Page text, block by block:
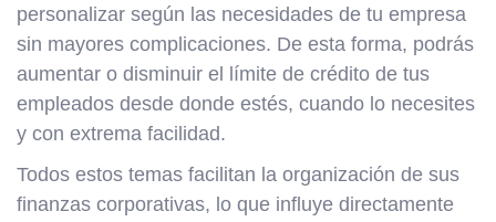
personalizar según las necesidades de tu empresa
sin mayores complicaciones. De esta forma, podrás
aumentar o disminuir el límite de crédito de tus
empleados desde donde estés, cuando lo necesites
y con extrema facilidad.
Todos estos temas facilitan la organización de sus
finanzas corporativas, lo que influye directamente